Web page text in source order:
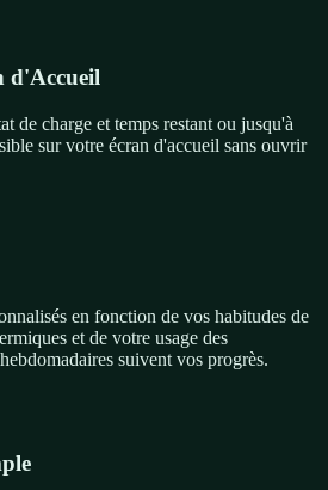
d'Accueil
de charge et temps restant ou jusqu'à
sur votre écran d'accueil sans ouvrir
en fonction de vos habitudes de
et de votre usage des
suivent vos progrès.